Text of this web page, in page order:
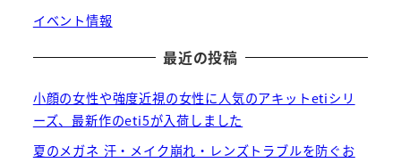
イベント情報
最近の投稿
小顔の女性や強度近視の女性に人気のアキットetiシリ
ーズ、最新作のeti5が入荷しました
夏のメガネ 汗・メイク崩れ・レンズトラブルを防ぐお